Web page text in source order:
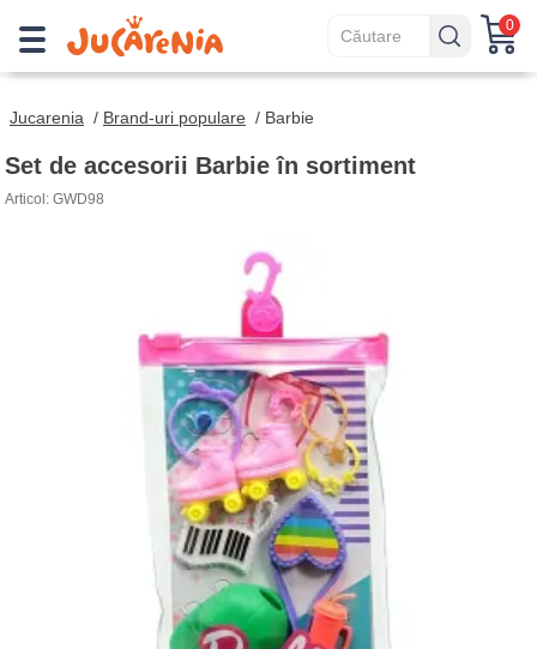
0
Jucarenia / Brand-uri populare / Barbie
Set de accesorii Barbie în sortiment
Articol: GWD98